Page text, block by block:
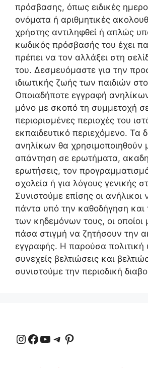
πρόσβασης, όπως ειδικές
ονόματα ή αριθμητικές
χρήστης αντιληφθεί ή απλώς
κωδικός πρόσβασής του έχει
πρέπει να τον αλλάξει στη
του. Δεσμευόμαστε για την
ιδιωτικής ζωής των παιδιών
Οποιαδήποτε εγγραφή
μόνο με σκοπό τη συμμετοχή
περιορισμένες περιοχές του
εκπαιδευτικό περιεχόμενο. Τα
ανηλίκων θα χρησιμοποιηθούν
απάντηση σε ερωτήματα,
ερωτήσεις, τον
σχολεία ή για λόγους γενικής
Συνιστούμε επίσης οι ανήλικοι
πάντα υπό την καθοδήγηση και
των κηδεμόνων τους, οι
πάσα στιγμή να ζητήσουν την
εγγραφής. Η παρούσα πολιτική
συνεχείς βελτιώσεις και
συνιστούμε την περιοδική
Instagram Facebook YouTube Τηλεγράφημα Pinterest